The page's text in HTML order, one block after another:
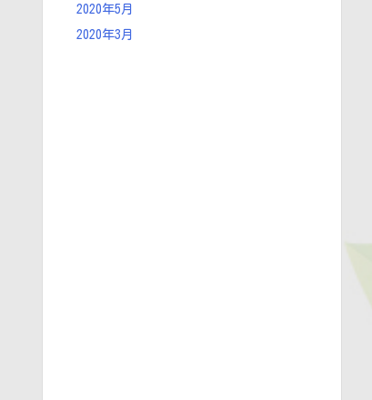
2020年5月
2020年3月